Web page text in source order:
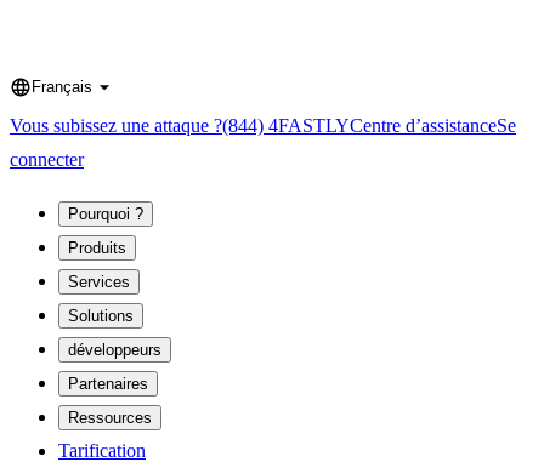
Language
Français
Vous subissez une attaque ?(844) 4FASTLYCentre d’assistanceSe
connecter
Pourquoi ?
Produits
Services
Solutions
développeurs
Partenaires
Ressources
Tarification